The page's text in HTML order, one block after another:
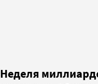
Неделя